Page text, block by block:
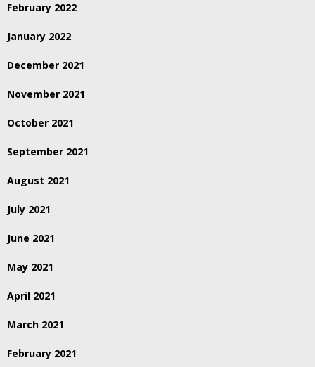
February 2022
January 2022
December 2021
November 2021
October 2021
September 2021
August 2021
July 2021
June 2021
May 2021
April 2021
March 2021
February 2021